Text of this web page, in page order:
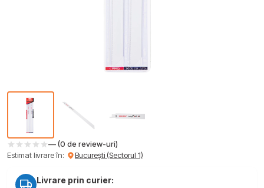
— (0 de review-uri)
Estimat livrare în:
București (Sectorul 1)
Livrare prin curier: